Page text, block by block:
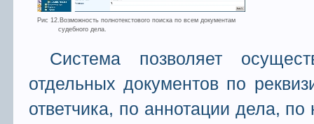
Рис 12.Возможность полнотекстового поиска по всем документам
судебного дела.
Система позволяет
отдельных документов по
ответчика, по аннотации дела,